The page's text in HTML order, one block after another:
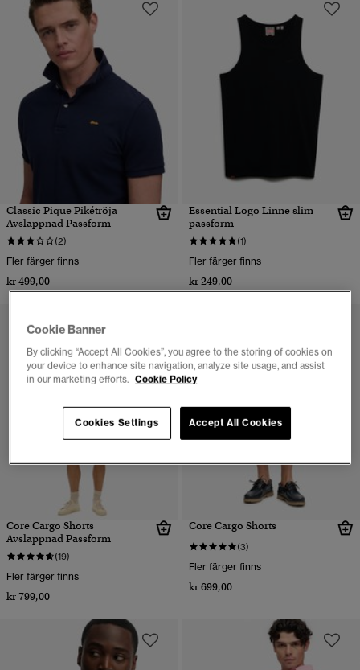
Classic Pique Pikétröja
Avslappnad Passform
(2)
Fler färger finns
kr 499,00
Essential Logo Linne slim
passform
(1)
Fler färger finns
kr 249,00
Core Cargo Shorts
Avslappnad Passform
(19)
Fler färger finns
kr 799,00
Core Cargo Shorts
(3)
Fler färger finns
kr 699,00
Cookie Banner
By clicking “Accept All Cookies”, you agree to the storing of cookies on
your device to enhance site navigation, analyze site usage, and assist
in our marketing efforts. Cookie Policy
Accept All Cookies
Cookies Settings